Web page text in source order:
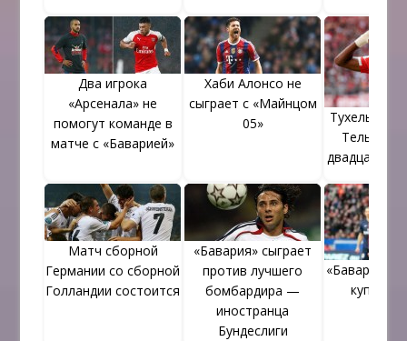
Два игрока
«Арсенала» не
помогут команде в
матче с «Баварией»
Хаби Алонсо не
сыграет с «Майнцом
05»
Тухель
Тель
Матч сборной
Германии со сборной
Голландии состоится
«Бавария» сыграет
против лучшего
бомбардира —
иностранца
Бундеслиги
«Бавария»
купить